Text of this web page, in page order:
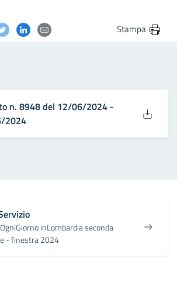
questa pagina su Facebook
Condividi questa pagina su Twitter
Condividi questa pagina su Linkedin
Condividi questa pagina via
Stampa
n. 8948 del 12/06/2024 -
2024
inLombardia seconda
- finestra 2024